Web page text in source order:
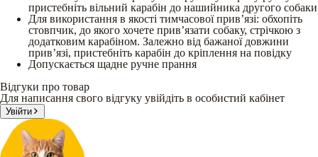
пристебніть вільний карабін до нашийника другого собаки
Для використання в якості тимчасової прив’язі: обхопіть
стовпчик, до якого хочете прив’язати собаку, стрічкою з
додатковим карабіном. Залежно від бажаної довжини
прив’язі, пристебніть карабін до кріплення на повідку
Допускається щадне ручне прання
Відгуки про товар
Для написання свого відгуку увійдіть в особистий кабінет
Увійти